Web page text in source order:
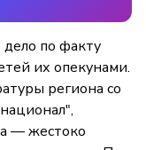
по факту
их опекунами.
региона со
— жестоко